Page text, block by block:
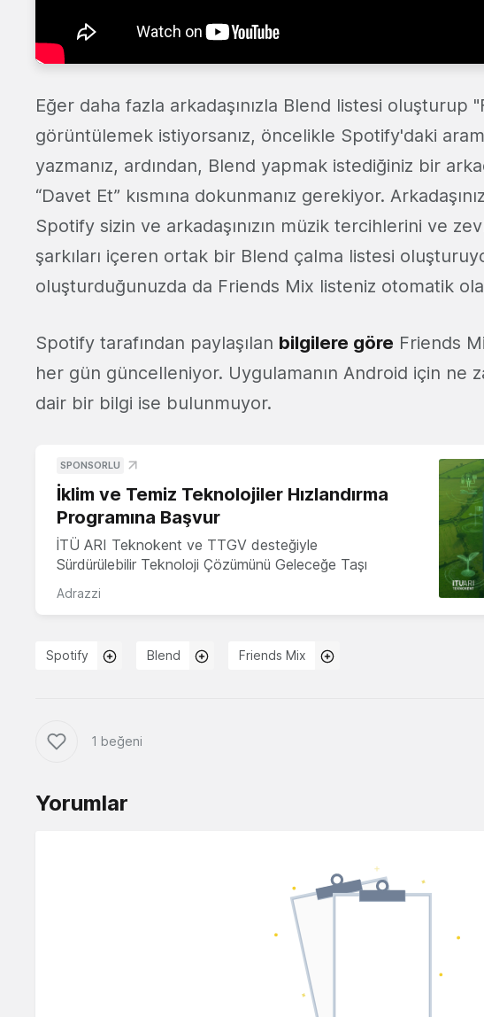
Eğer daha fazla arkadaşınızla Blend listesi oluşturup
görüntülemek istiyorsanız, öncelikle Spotify'daki
yazmanız, ardından, Blend yapmak istediğiniz bir
“Davet Et” kısmına dokunmanız gerekiyor.
Spotify sizin ve arkadaşınızın müzik tercihlerini ve
şarkıları içeren ortak bir Blend çalma listesi
oluşturduğunuzda da Friends Mix listeniz otomatik
Spotify tarafından paylaşılan bilgilere göre Friends
her gün güncelleniyor. Uygulamanın Android için ne
dair bir bilgi ise bulunmuyor.
SPONSORLU
İklim ve Temiz Teknolojiler Hızlandırma
Programına Başvur
İTÜ ARI Teknokent ve TTGV desteğiyle
Sürdürülebilir Teknoloji Çözümünü Geleceğe Taşı
Adrazzi
Spotify Blend Friends Mix
1 beğeni
Yorumlar